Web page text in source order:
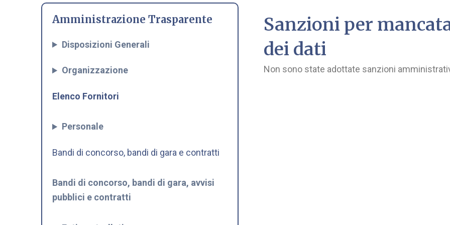
Amministrazione Trasparente
Disposizioni Generali
Organizzazione
Elenco Fornitori
Personale
Bandi di concorso, bandi di gara e contratti
Bandi di concorso, bandi di gara, avvisi
pubblici e contratti
Sanzioni per
dei dati
Non sono state adottate sanzioni